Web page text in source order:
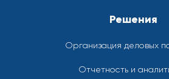
Решения
Организация деловых
Отчетность и